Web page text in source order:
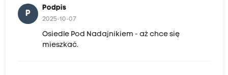
P
Podpis
2025-10-07
Osiedle Pod Nadajnikiem - aż chce się
mieszkać.